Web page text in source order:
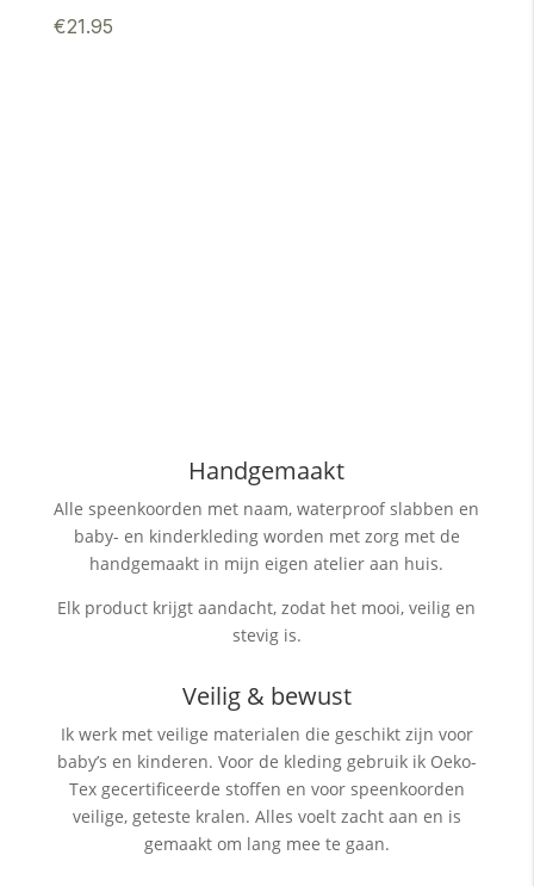
€21.95
Handgemaakt
Alle speenkoorden met naam, waterproof slabbenen
baby- en kinderkleding worden met zorg met de
handgemaakt in mijn eigen atelier aan huis.
Elk product krijgt aandacht, zodat het mooi, veilig en
stevig is.
Veilig & bewust
Ik werk met veilige materialen die geschikt zijn voor
baby’s en kinderen. Voor de kleding gebruik ik Oeko-
Tex gecertificeerde stoffen en voor speenkoorden
veilige, geteste kralen. Alles voelt zacht aan en is
gemaakt om lang mee te gaan.